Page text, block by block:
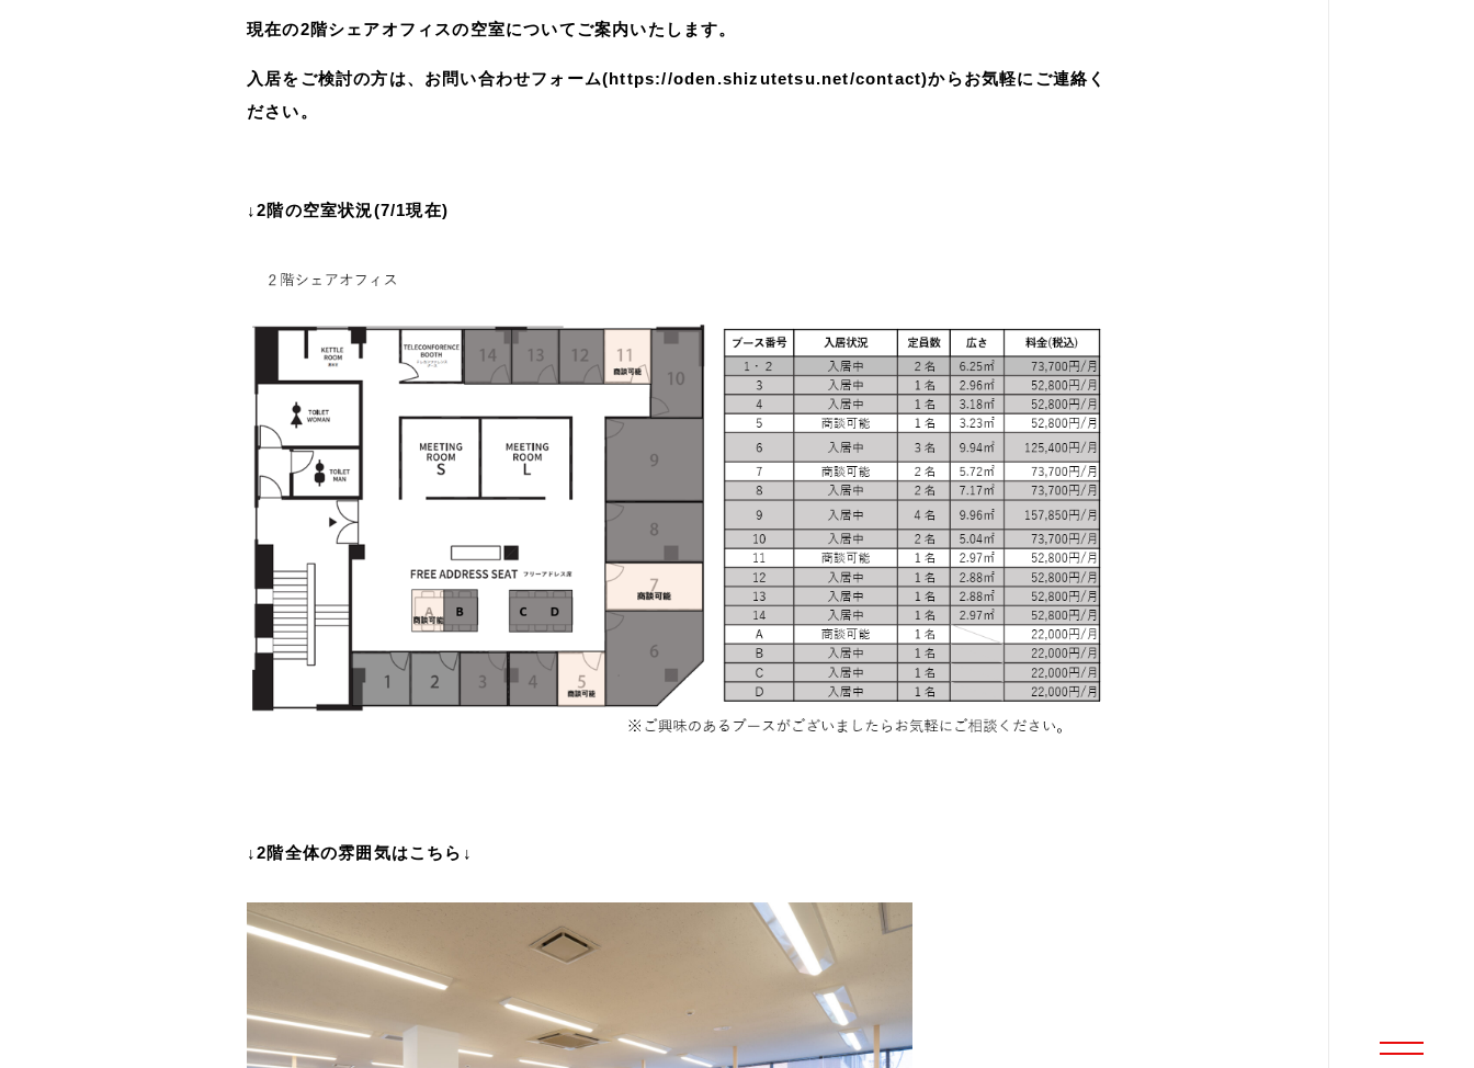
現在の2階シェアオフィスの空室についてご案内いたします。
入居をご検討の方は、お問い合わせフォーム(https://oden.shizutetsu.net/contact)からお気軽にご連絡く
ださい。
↓2階の空室状況(7/1現在)
↓2階全体の雰囲気はこちら↓